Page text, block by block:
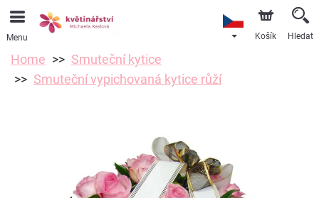
Menu Košík Hledat
Home
Smuteční kytice
Smuteční vypichovaná kytice růží